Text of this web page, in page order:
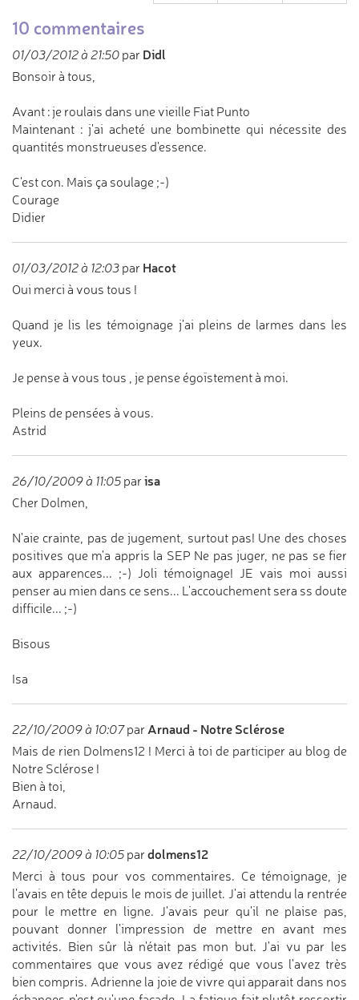
10 commentaires
01/03/2012 à 21:50 par Didl
Bonsoir à tous,
Avant : je roulais dans une vieille Fiat Punto
Maintenant : j'ai acheté une bombinette qui nécessite des
quantités monstrueuses d'essence.
C'est con. Mais ça soulage ;-)
Courage
Didier
01/03/2012 à 12:03 par Hacot
Oui merci à vous tous !
Quand je lis les témoignage j'ai pleins de larmes dans les
yeux.
Je pense à vous tous , je pense égoïstement à moi.
Pleins de pensées à vous.
Astrid
26/10/2009 à 11:05 par isa
Cher Dolmen,
N'aie crainte, pas de jugement, surtout pas! Une des choses
positives que m'a appris la SEP Ne pas juger, ne pas se fier
aux apparences... ;-) Joli témoignage! JE vais moi aussi
penser au mien dans ce sens... L'accouchement sera ss doute
difficile... ;-)
Bisous
Isa
22/10/2009 à 10:07par Arnaud - Notre Sclérose
Mais de rien Dolmens12 ! Merci à toi de participer au blog de
Notre Sclérose !
Bien à toi,
Arnaud.
22/10/2009 à 10:05 par dolmens12
Merci à tous pour vos commentaires. Ce témoignage, je
l'avais en tête depuis le mois de juillet. J'ai attendu la rentrée
pour le mettre en ligne. J'avais peur qu'il ne plaise pas,
pouvant donner l'impression de mettre en avant mes
activités. Bien sûr là n'était pas mon but. J'ai vu par les
commentaires que vous avez rédigé que vous l'avez très
bien compris. Adrienne la joie de vivre qui apparait dans nos